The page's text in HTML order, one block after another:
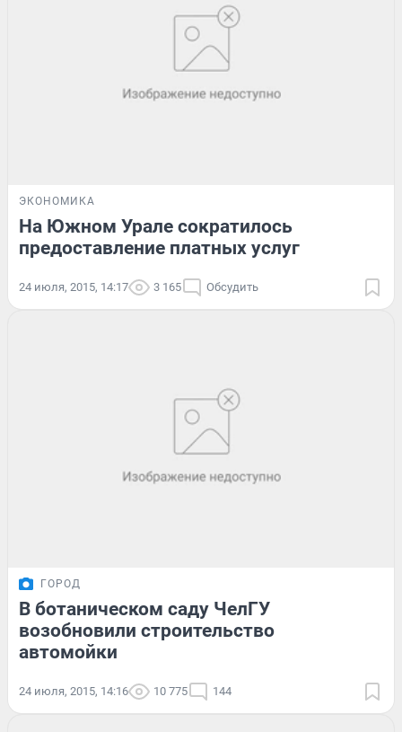
ЭКОНОМИКА
На Южном Урале сократилось
предоставление платных услуг
24 июля, 2015, 14:17 3 165 Обсудить
ГОРОД
В ботаническом саду ЧелГУ
возобновили строительство
автомойки
24 июля, 2015, 14:16 10 775 144